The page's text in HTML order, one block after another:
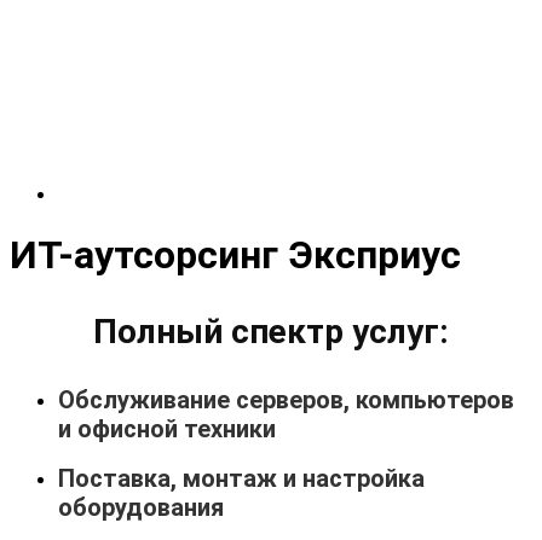
ИТ-аутсорсинг Эксприус
Полный спектр услуг:
Обслуживание серверов, компьютеров
и офисной техники
Поставка, монтаж и настройка
оборудования